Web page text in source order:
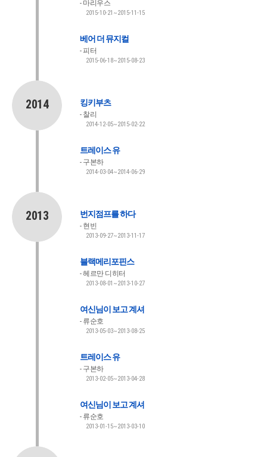
마리우스
2015-10-21~2015-11-15
베어 더 뮤지컬
피터
2015-06-18~2015-08-23
2014 킹키부츠
찰리
2014-12-05~2015-02-22
트레이스 유
구본하
2014-03-04~2014-06-29
2013 번지점프를 하다
현빈
2013-09-27~2013-11-17
블랙메리포핀스
헤르만 디히터
2013-08-01~2013-10-27
여신님이 보고 계셔
류순호
2013-05-03~2013-08-25
트레이스 유
구본하
2013-02-05~2013-04-28
여신님이 보고 계셔
류순호
2013-01-15~2013-03-10